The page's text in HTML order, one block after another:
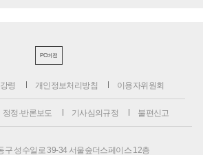
PC버전
령 개인정보처리방침 이용자위원회
정정·반론보도 기사심의규정 불편신고
구 성수일로 39-34 서울숲더스페이스 12층